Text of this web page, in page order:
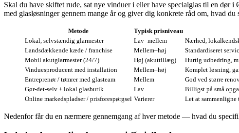
Skal du have skiftet rude, sat nye vinduer i eller have specialglas til en dør
med glasløsninger gennem mange år og giver dig konkrete råd om, hvad
Metode Typisk prisniveau
Lokal, selvstændig glarmester
Lav–mellem Nærhed,
Landsdækkende kæde / franchise
Mellem–høj Standardiseret
Mobil akutglarmester (24/7)
Høj (akuttillæg) Hurtig udbedring,
Vinduesproducent med installation
Mellem–høj Komplet løsning,
Entreprenør / tømrer med glasteam
Mellem God ved større
Gør‑det‑selv + lokal glasbutik
Lav Billigst på små
Online markedspladser / prisforespørgsel Varierer Let at
Nedenfor får du en nærmere gennemgang af hver metode — hvad du